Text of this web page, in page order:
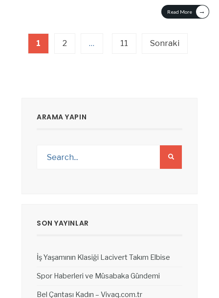
Read More →
Yazı
sayfalaması
1 2 … 11 Sonraki
ARAMA YAPIN
SON YAYINLAR
İş Yaşamının Klasiği Lacivert Takım Elbise
Spor Haberleri ve Müsabaka Gündemi
Bel Çantası Kadın – Vivaq.com.tr